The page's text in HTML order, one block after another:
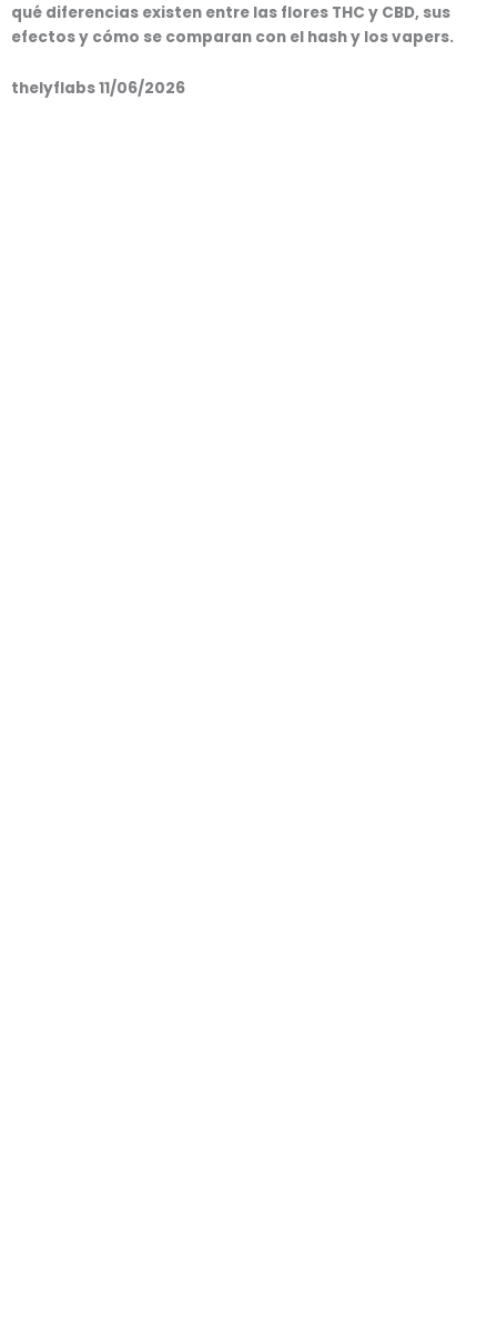
qué diferencias existen entre las flores THC y CBD, sus
efectos y cómo se comparan con el hash y los vapers.
thelyflabs11/06/2026